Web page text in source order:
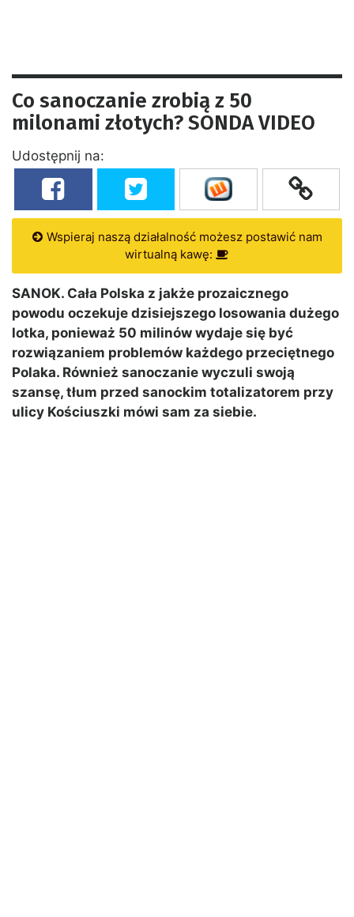
Co sanoczanie zrobią z 50
milonami złotych? SONDA VIDEO
Udostępnij na:
Wspieraj naszą działalność możesz postawić nam
wirtualną kawę:
SANOK. Cała Polska z jakże prozaicznego
powodu oczekuje dzisiejszego losowania dużego
lotka, ponieważ 50 milinów wydaje się być
rozwiązaniem problemów każdego przeciętnego
Polaka. Również sanoczanie wyczuli swoją
szansę, tłum przed sanockim totalizatorem przy
ulicy Kościuszki mówi sam za siebie.